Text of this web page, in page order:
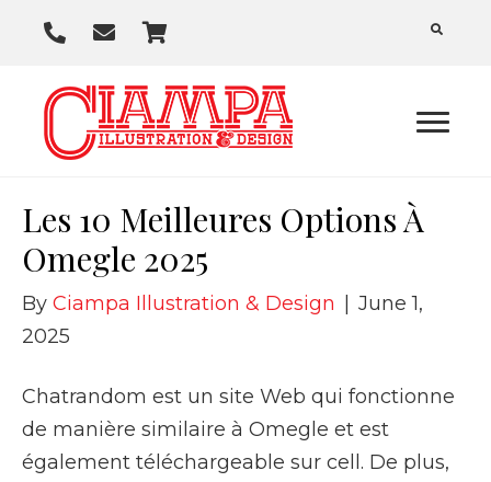
P
o
E
a
i
s
r
t
Les 10 Meilleures Options À
Omegle 2025
By Ciampa Illustration & Design
June 1,
2025
Chatrandom est un site Web qui fonctionne
de manière similaire à Omegle et est
également téléchargeable sur cell. De plus,